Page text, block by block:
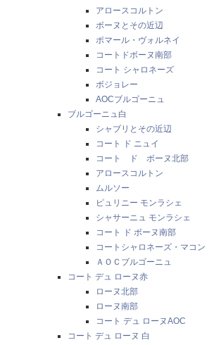
アロースコルトン
ボーヌとその近辺
ポマール・ヴォルネイ
コートドボーヌ南部
コート シャロネーズ
ボジョレー
AOCブルゴーニュ
ブルゴーニュ白
シャブリとその近辺
コート ド ニュイ
コート ド ボーヌ北部
アロースコルトン
ムルソー
ピュリニー モンラシェ
シャサーニュ モンラシェ
コート ド ボーヌ南部
コートシャロネーズ・マコン
ＡＯＣブルゴーニュ
コート デュ ローヌ赤
ローヌ北部
ローヌ南部
コート デュ ローヌAOC
コート デュ ローヌ 白